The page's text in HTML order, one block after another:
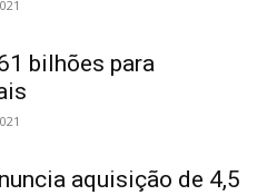
bilhões para
aquisição de 4,5